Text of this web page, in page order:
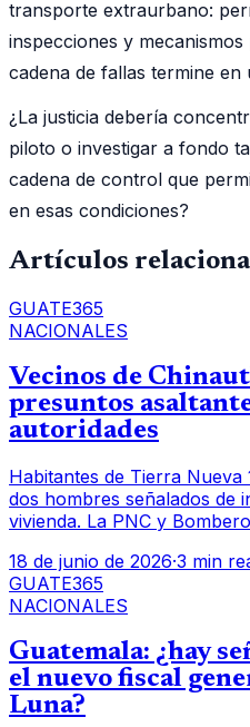
transporte extraurbano:
inspecciones y
cadena de fallas termine en
¿La justicia debería
piloto o investigar a fondo
cadena de control que
en esas condiciones?
Artículos
GUATE365
NACIONALES
Vecinos de
presuntos
autoridades
Habitantes de Tierra
dos hombres señalados de
vivienda. La PNC y
18 de junio de 2026·3 min
GUATE365
NACIONALES
Guatemala: ¿hay
el nuevo fiscal
Luna?